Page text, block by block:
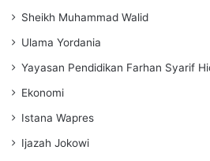
Sheikh Muhammad Walid
Ulama Yordania
Yayasan Pendidikan Farhan Syarif
Ekonomi
Istana Wapres
Ijazah Jokowi